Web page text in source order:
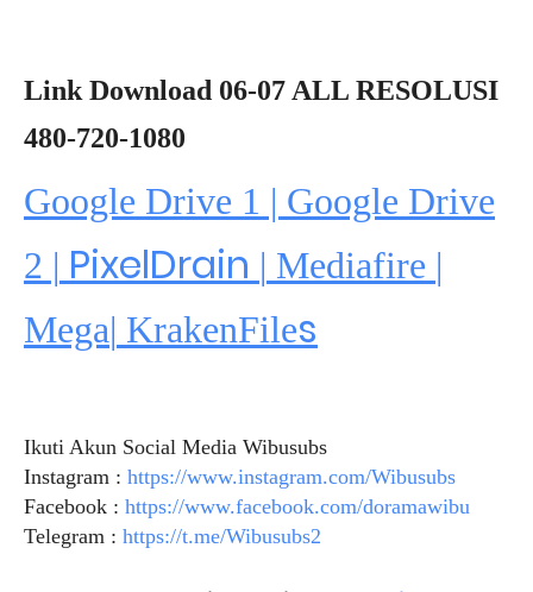
Link Download 06-07 ALL RESOLUSI
480-720-1080
Google Drive 1 | Google Drive
2 | PixelDrain | Mediafire |
Mega| KrakenFiles
Ikuti Akun Social Media Wibusubs
Instagram : https://www.instagram.com/Wibusubs
Facebook : https://www.facebook.com/doramawibu
Telegram : https://t.me/Wibusubs2